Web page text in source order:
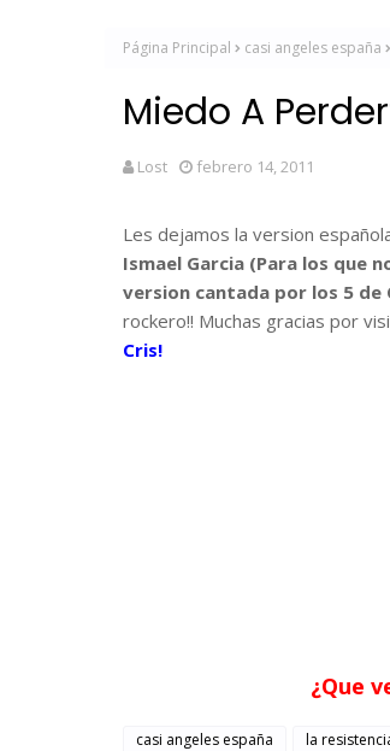
Página Principal casi angeles españa
Miedo A
Lost febrero 14, 2011
Les dejamos la version
Ismael Garcia (Para los que
version cantada por los 5 de
rockero!! Muchas gracias por
Cris!
¿Que
casi angeles españa la